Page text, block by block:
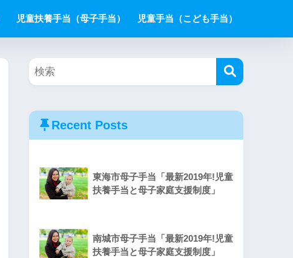
児童扶養手当（母子手当） 児童手当（こども手当）
Recent Posts
東海市母子手当「最新2019年!児童
扶養手当と母子家庭支援制度」
南城市母子手当「最新2019年!児童
扶養手当と母子家庭支援制度」